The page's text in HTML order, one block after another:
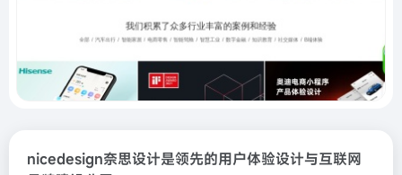
nicedesign奈思设计是领先的用户体验设计与互联网